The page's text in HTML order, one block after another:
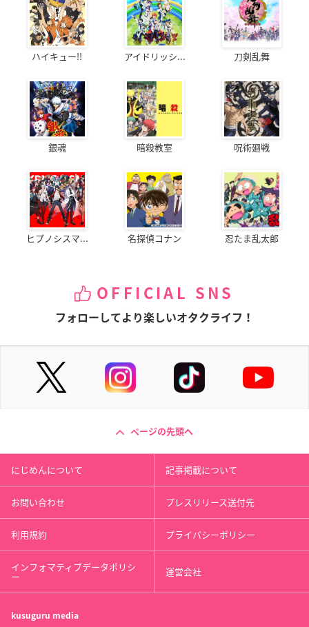
ハイキュー!! アイドリッシ... 刀剣乱舞
銀魂 暗殺教室 呪術廻戦
ヒプノシスマ... 名探偵コナン 忍たま乱太郎
OFFICIAL SNS
フォローしてより楽しいオタクライフ！
ページの先頭へ
にじめんについて 記事掲載について
お問い合わせ プレスリリース送付先
利用規約 プライバシーポリシー
インフォマティブデータポリシ
ー 運営会社
kusuguru media